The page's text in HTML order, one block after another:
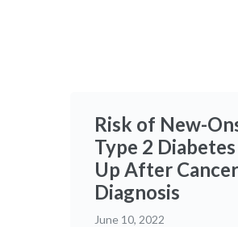
Risk of New-
Type 2 Diabetes
Up After Cancer
Diagnosis
June 10, 2022